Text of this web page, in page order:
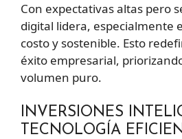
Con expectativas altas pero
digital lidera, especialmente
costo y sostenible. Esto
éxito empresarial,
volumen puro.
INVERSIONES
TECNOLOGÍA